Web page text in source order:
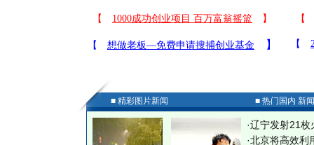
■ 精彩图片新闻 ■ 热门国内 新
·辽宁发射21枚
·北京将高效利